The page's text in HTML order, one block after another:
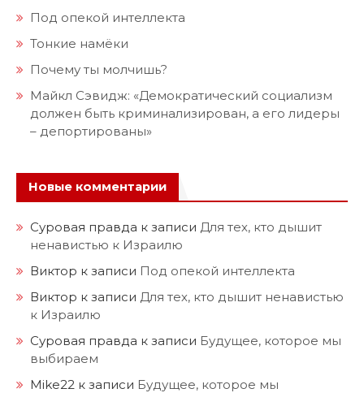
Под опекой интеллекта
Тонкие намёки
Почему ты молчишь?
Майкл Сэвидж: «Демократический социализм
должен быть криминализирован, а его лидеры
– депортированы»
Новые комментарии
Суровая правда к записи Для тех, кто дышит
ненавистью к Израилю
Виктор к записи Под опекой интеллекта
Виктор к записи Для тех, кто дышит ненавистью
к Израилю
Суровая правда к записи Будущее, которое мы
выбираем
Mike22 к записи Будущее, которое мы